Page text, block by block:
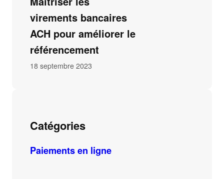
virements bancaires
ACH pour améliorer le
référencement
18 septembre 2023
Catégories
Paiements en ligne